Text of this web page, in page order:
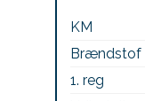
KM
Brændstof
1. reg